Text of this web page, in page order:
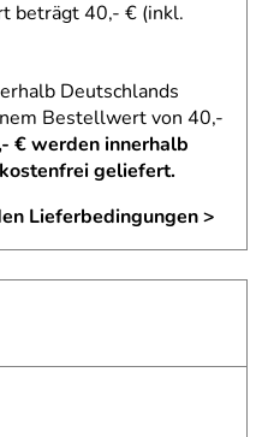
Limonene**,
ätherischen pflanzlichen
Weg 28b,
beträgt 40,- € (inkl.
Deutschlands
Bestellwert von 40,-
€ werden innerhalb
geliefert.
Lieferbedingungen >